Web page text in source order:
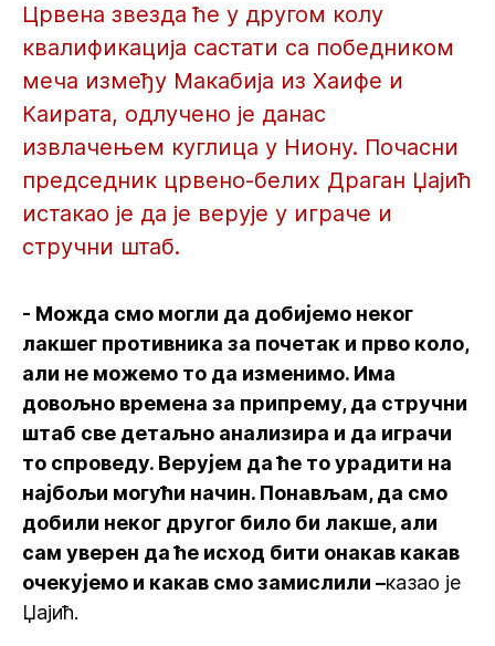
Црвена звезда ће у другом колу
квалификација састати са победником
меча између Макабија из Хаифе и
Каирата, одлучено је данас
извлачењем куглица у Ниону. Почасни
председник црвено-белих Драган Џајић
истакао је да је верује у играче и
стручни штаб.
- Можда смо могли да добијемо неког
лакшег противника за почетак и прво коло,
али не можемо то да изменимо. Има
довољно времена за припрему, да стручни
штаб све детаљно анализира и да играчи
то спроведу. Верујем да ће то урадити на
најбољи могући начин. Понављам, да смо
добили неког другог било би лакше, али
сам уверен да ће исход бити онакав какав
очекујемо и какав смо замислили –казао је
Џајић.